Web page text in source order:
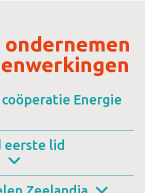
ondernemen
Energie
eerste lid